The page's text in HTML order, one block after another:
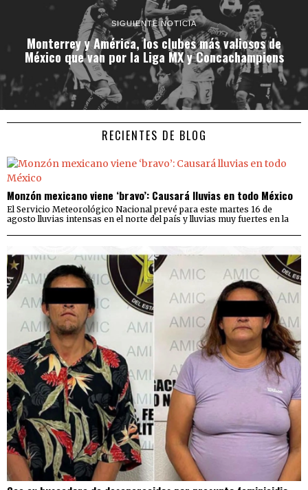
SIGUIENTE NOTICIA
Monterrey y América, los clubes más valiosos de
México que van por la Liga MX y Concachampions
RECIENTES DE BLOG
Monzón mexicano viene ‘bravo’: Causará lluvias en todo México
El Servicio Meteorológico Nacional prevé para este martes 16 de
agosto lluvias intensas en el norte del país y lluvias muy fuertes en la